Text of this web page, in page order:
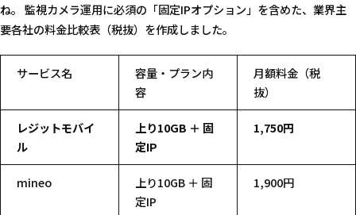
ね。 監視カメラ運用に必須の「固定IPオプション」を含めた、業界主
要各社の料金比較表（税抜）を作成しました。
サービス名
容量・プラン内
容
月額料金（税
抜）
レジットモバイ
ル
上り10GB ＋ 固
定IP
1,750円
mineo
上り10GB ＋ 固
定IP
1,900円